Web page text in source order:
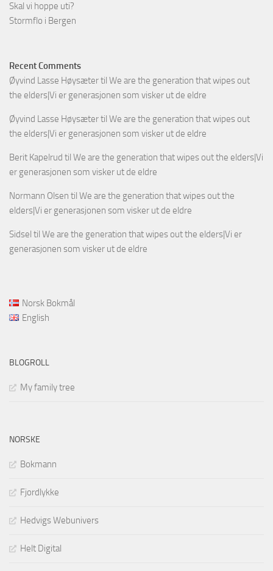
Skal vi hoppe uti?
Stormflo i Bergen
Recent Comments
Øyvind Lasse Høysætertil We are the generation that wipes out
the elders|Vi er generasjonen som visker ut de eldre
Øyvind Lasse Høysætertil We are the generation that wipes out
the elders|Vi er generasjonen som visker ut de eldre
Berit Kapelrud til We are the generation that wipes out the elders|Vi
er generasjonen som visker ut de eldre
Normann Olsen til We are the generation that wipes out the
elders|Vi er generasjonen som visker ut de eldre
Sidsel til We are the generation that wipes out the elders|Vi er
generasjonen som visker ut de eldre
Norsk Bokmål
English
BLOGROLL
My family tree
NORSKE
Bokmann
Fjordlykke
Hedvigs Webunivers
Helt Digital